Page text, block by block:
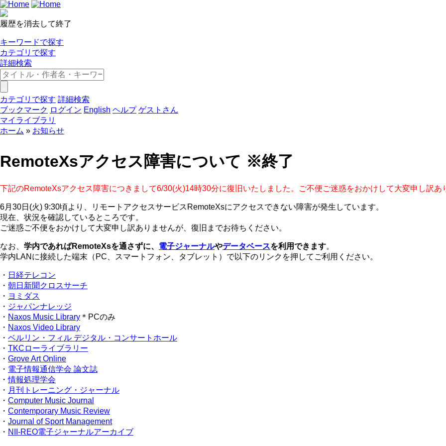
履歴を消去して終了
キーワードで探す
カテゴリで探す
詳細検索
カテゴリで探す 詳細検索
ブックマーク ログイン English ヘルプ ゲストさん
マイライブラリ
ホーム
お知らせ
RemoteXsアクセス障害について ※終了
下記のRemoteXsアクセス障害につきまして6/30(火)14時30分に復旧いたしました。ご不便ご迷惑をおかけして大変申し訳あ
6月30日(火) 9:30頃より、リモートアクセスサービスRemoteXsにアクセスできない障害が発生しています。
現在、状況を確認しているところです。
ご迷惑ご不便をおかけして大変申し訳ありませんが、復旧までお待ちください。
なお、 学内であればRemoteXsを通さずに、 電子ジャーナルやデータベースを利用できます。
学内LANに接続した端末（PC、スマートフォン、タブレット）で以下のリンクを押してご利用ください。
・ 日経テレコン
・ 朝日新聞クロスサーチ
・ ヨミダス
・ ジャパンナレッジ
・ Naxos Music Library ＊PCのみ
・ Naxos Video Library
・ ベルリン・フィル デジタル・コンサートホール
・ TKCローライブラリー
・ Grove Art Online
・ 電子情報通信学会 論文誌
・情報処理学会
・ 月刊トレーニング・ジャーナル
・ Computer Music Journal
・ Contemporary Music Review
・ Journal of Sport Management
・ NII-REO電子ジャーナルアーカイブ